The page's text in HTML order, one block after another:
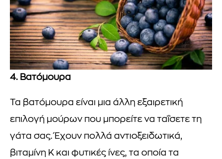
4. Βατόμουρα
Τα βατόμουρα είναι μια άλλη εξαιρετική
επιλογή μούρων που μπορείτε να ταΐσετε τη
γάτα σας. Έχουν πολλά αντιοξειδωτικά,
βιταμίνη Κ και φυτικές ίνες, τα οποία τα